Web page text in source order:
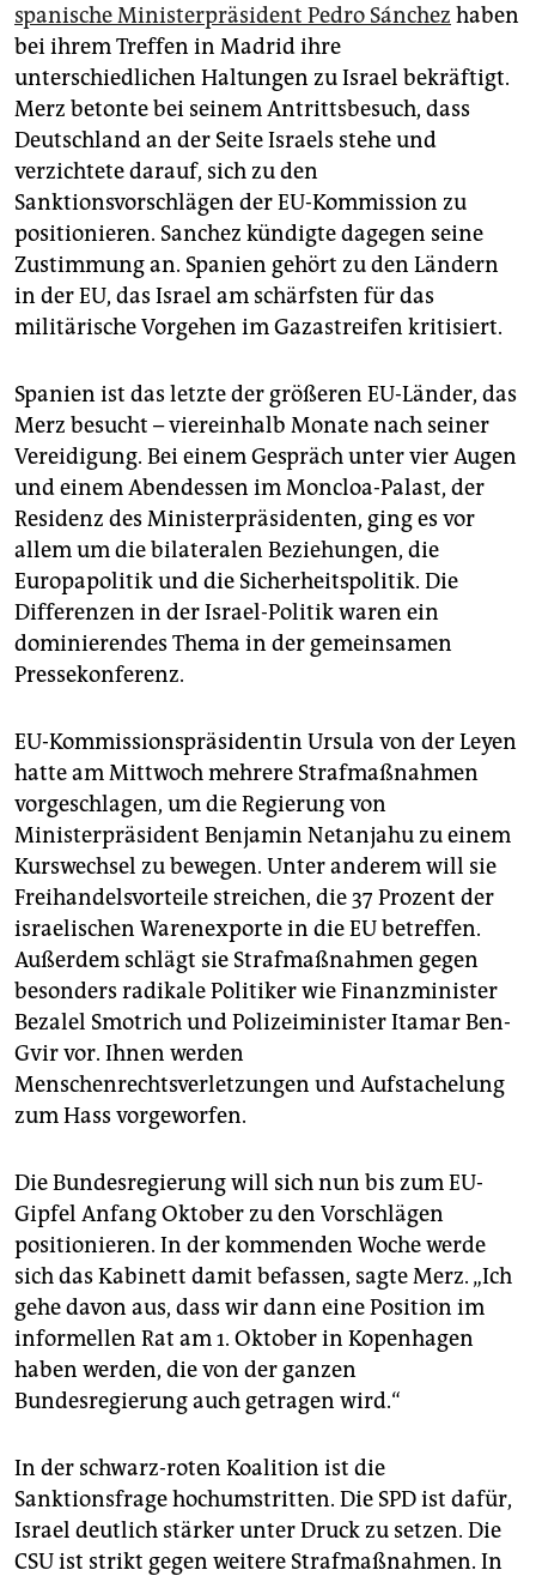
spanische Ministerpräsident Pedro Sánchez haben
bei ihrem Treffen in Madrid ihre
unterschiedlichen Haltungen zu Israel bekräftigt.
Merz betonte bei seinem Antrittsbesuch, dass
Deutschland an der Seite Israels stehe und
verzichtete darauf, sich zu den
Sanktionsvorschlägen der EU-Kommission zu
positionieren. Sanchez kündigte dagegen seine
Zustimmung an. Spanien gehört zu den Ländern
in der EU, das Israel am schärfsten für das
militärische Vorgehen im Gazastreifen kritisiert.
Spanien ist das letzte der größeren EU-Länder, das
Merz besucht – viereinhalb Monate nach seiner
Vereidigung. Bei einem Gespräch unter vier Augen
und einem Abendessen im Moncloa-Palast, der
Residenz des Ministerpräsidenten, ging es vor
allem um die bilateralen Beziehungen, die
Europapolitik und die Sicherheitspolitik. Die
Differenzen in der Israel-Politik waren ein
dominierendes Thema in der gemeinsamen
Pressekonferenz.
EU-Kommissionspräsidentin Ursula von der Leyen
hatte am Mittwoch mehrere Strafmaßnahmen
vorgeschlagen, um die Regierung von
Ministerpräsident Benjamin Netanjahu zu einem
Kurswechsel zu bewegen. Unter anderem will sie
Freihandelsvorteile streichen, die 37 Prozent der
israelischen Warenexporte in die EU betreffen.
Außerdem schlägt sie Strafmaßnahmen gegen
besonders radikale Politiker wie Finanzminister
Bezalel Smotrich und Polizeiminister Itamar Ben-
Gvir vor. Ihnen werden
Menschenrechtsverletzungen und Aufstachelung
zum Hass vorgeworfen.
Die Bundesregierung will sich nun bis zum EU-
Gipfel Anfang Oktober zu den Vorschlägen
positionieren. In der kommenden Woche werde
sich das Kabinett damit befassen, sagte Merz. „Ich
gehe davon aus, dass wir dann eine Position im
informellen Rat am 1. Oktober in Kopenhagen
haben werden, die von der ganzen
Bundesregierung auch getragen wird.“
In der schwarz-roten Koalition ist die
Sanktionsfrage hochumstritten. Die SPD ist dafür,
Israel deutlich stärker unter Druck zu setzen. Die
CSU ist strikt gegen weitere Strafmaßnahmen. In